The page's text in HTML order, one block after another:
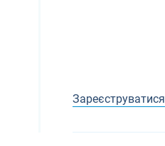
Зареєструватися